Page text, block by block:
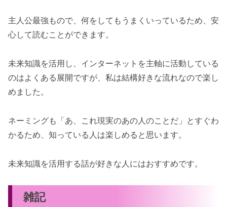
主人公最強もので、何をしてもうまくいっているため、安
心して読むことができます。
未来知識を活用し、インターネットを主軸に活動している
のはよくある展開ですが、私は結構好きな流れなので楽し
めました。
ネーミングも「あ、これ現実のあの人のことだ」とすぐわ
かるため、知っている人は楽しめると思います。
未来知識を活用する話が好きな人にはおすすめです。
雑記